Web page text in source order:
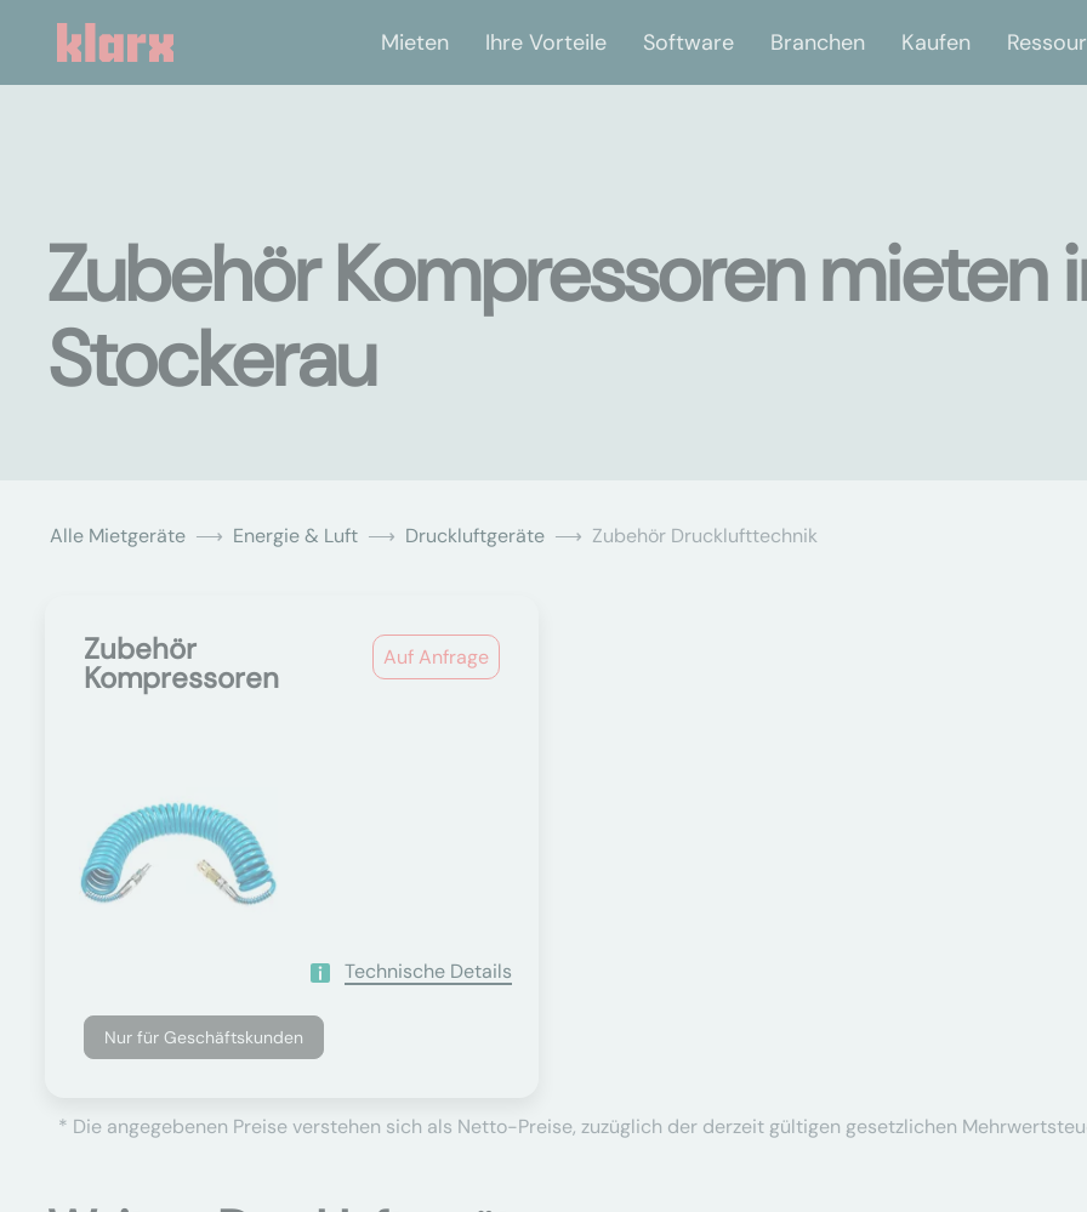
Mieten Ihre Vorteile Software Branchen Kaufen
Zubehör Kompressoren mieten
Stockerau
Alle Mietgeräte Energie & Luft Druckluftgeräte Zubehör Drucklufttechnik
Auf Anfrage
Zubehör
Kompressoren
Technische Details
Nur für Geschäftskunden
* Die angegebenen Preise verstehen sich als Netto-Preise, zuzüglich der derzeit gültigen gesetzlichen